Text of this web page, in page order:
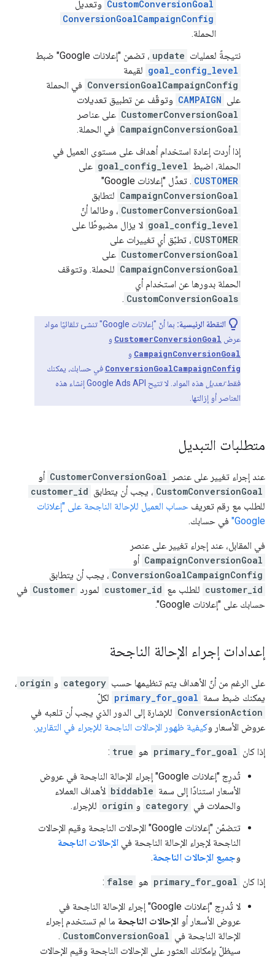
CustomConversionGoal وتعديل
ConversionGoalCampaignConfig
الحملة.
نتيجةً لعمليات update ، تضمن "إعلانات Google" ضبط
goal_config_level لقيمة
ConversionGoalCampaignConfig في الحملة
على CAMPAIGN وتوقّف عن تطبيق تعديلات
CustomerConversionGoal على عناصر
CampaignConversionGoal في الحملة.
إذا أردت إعادة استخدام أهداف على مستوى العميل في
الحملة، اضبط goal_config_level على
CUSTOMER . تعدِّل "إعلانات Google"
CampaignConversionGoal لتطابق
CustomerConversionGoal ، وطالما أنّ
goal_config_level لا يزال مضبوطًا على
CUSTOMER ، تطبّق أي تغييرات على
CustomerConversionGoal على
CampaignConversionGoal للحملة. وتتوقف
الحملة بدورها عن استخدام أي
CustomConversionGoals
.
النقطة الرئيسية:
بما أنّ "إعلانات Google" تنشئ تلقائيًا مواد
عرض CustomerConversionGoal و
CampaignConversionGoal و
ConversionGoalCampaignConfig في حسابك، يمكنك
فقطتعديل
هذه المواد. لا تتيح Google Ads API إنشاء هذه
العناصر أو إزالتها.
متطلبات التبديل
عند إجراء تغيير على عنصر CustomerConversionGoal أو
CustomConversionGoal ، يجب أن يتطابق customer_id
للطلب مع رقم تعريف حساب العميل للإحالة الناجحة على "إعلانات
Google" في حسابك.
في المقابل، عند إجراء تغيير على عنصر
CampaignConversionGoal أو
ConversionGoalCampaignConfig ، يجب أن يتطابق
customer_id للطلب مع customer_id لمورد Customer في
حسابك على "إعلانات Google".
إعدادات إجراء الإحالة الناجحة
على الرغم من أنّ الأهداف يتم تنظيمها حسب category و origin ،
يمكنك ضبط سمة primary_for_goal لكلّ
ConversionAction للإشارة إلى الدور الذي يجب أن تلعبه في
عروض الأسعار وكيفية ظهور الإحالات الناجحة للإجراء في التقارير .
إذا كان primary_for_goal هو true
:
تُدرِج "إعلانات Google" إجراء الإحالة الناجحة في عروض
الأسعار استنادًا إلى سمة biddable لأهداف العملاء
والحملات في category و origin للإجراء.
تتضمّن "إعلانات Google" الإحالات الناجحة وقيم الإحالات
الناجحة لإجراء الإحالة الناجحة في الإحالات الناجحة
وجميع الإحالات الناجحة.
إذا كان primary_for_goal هو false
:
لا تُدرِج "إعلانات Google" إجراء الإحالة الناجحة في
عروض الأسعار أو الإحالات الناجحة ما لم تستخدم إجراء
الإحالة الناجحة في CustomConversionGoal
.
سيظلّ بإمكانك العثور على الإحالات الناجحة وقيم الإحالات